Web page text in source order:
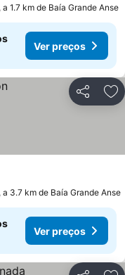
1.7 km de Baía Grande Anse
Ver preços
Partilhar
a 3.7 km de Baía Grande Anse
Ver preços